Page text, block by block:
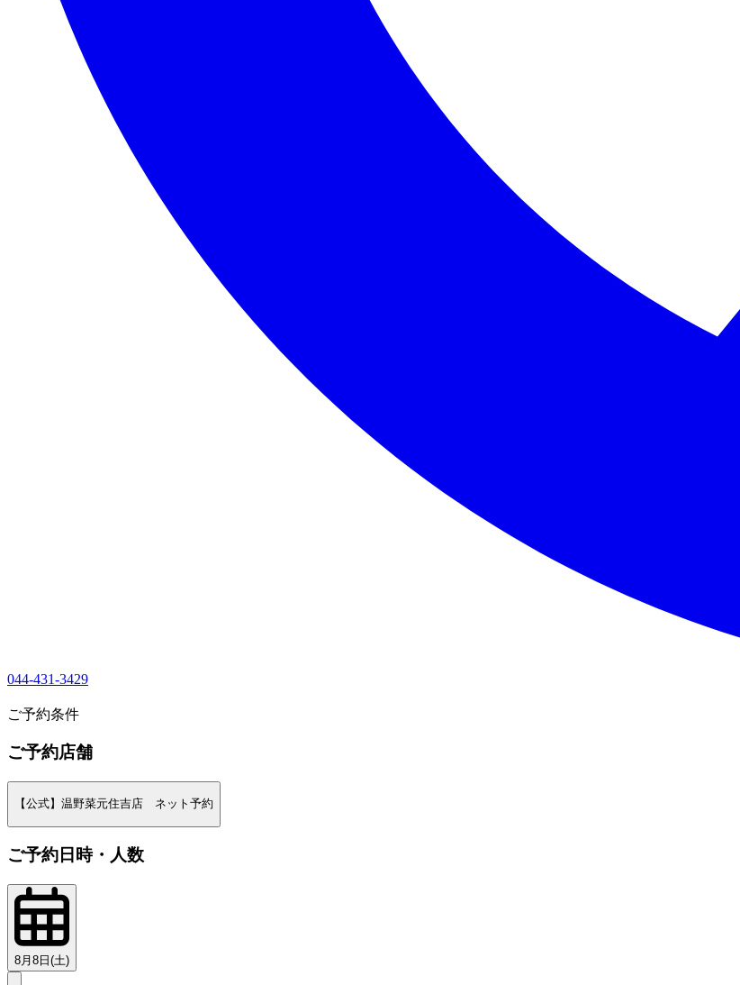
044-431-3429
ご予約条件
ご予約店舗
【公式】温野菜元住吉店 ネット予約
ご予約日時・人数
8月8日(土)